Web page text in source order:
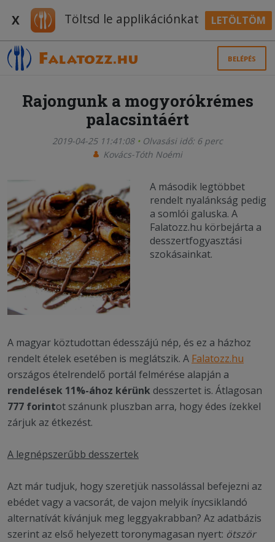
X Töltsd le applikációnkat LETÖLTÖM
BELÉPÉS
Rajongunk a mogyorókrémes
palacsintáért
2019-04-25 11:41:08
Olvasási idő: 6 perc
Kovács-Tóth Noémi
A második legtöbbet
rendelt nyalánkság pedig
a somlói galuska. A
Falatozz.hu körbejárta a
desszertfogyasztási
szokásainkat.
A magyar köztudottan édesszájú nép, és ez a házhoz
rendelt ételek esetében is meglátszik. A Falatozz.hu
országos ételrendelő portál felmérése alapján a
rendelések 11%-ához kérünk desszertet is. Átlagosan
777 forintot szánunk pluszban arra, hogy édes ízekkel
zárjuk az étkezést.
A legnépszerűbb desszertek
Azt már tudjuk, hogy szeretjük nassolással befejezni az
ebédet vagy a vacsorát, de vajon melyik ínycsiklandó
alternatívát kívánjuk meg leggyakrabban? Az adatbázis
szerint az első helyezett toronymagasan nyert: ötször